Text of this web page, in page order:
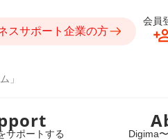
」
スサポート企業の方
会員
サポートする Digima